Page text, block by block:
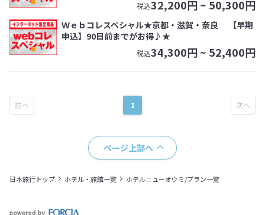
税込32,200円 ~ 50,300円
Ｗｅｂコレスペシャル★京都・滋賀・奈良 【早期
申込】90日前までがお得♪★
税込34,300円 ~ 52,400円
1
ページ上部へ
日本旅行トップ ホテル・旅館一覧 ホテルニューオウミ/プラン一覧